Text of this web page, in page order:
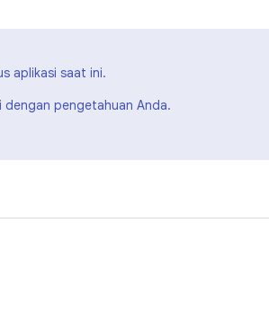
aplikasi saat ini.
dengan pengetahuan Anda.